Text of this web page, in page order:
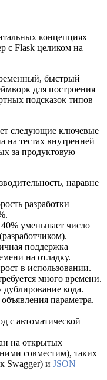
концепциях
с Flask целиком на
быстрый
для построения
подсказок типов
следующие ключевые
на тестах внутренней
за продуктовую
наравне
разработки
уменьшает число
поддержка
на отладку.
в использовании.
много времени.
кода.
параметра.
с автоматической
на открытых
совместим), таких
Swagger) и JSON